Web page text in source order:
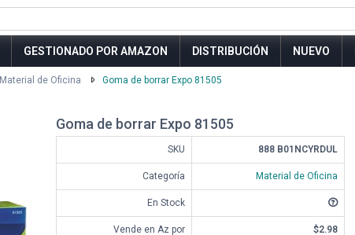
GESTIONADO POR AMAZON DISTRIBUCIÓN NUEVO
Material de Oficina Goma de borrar Expo 81505
Goma de borrar Expo 81505
SKU 888 B01NCYRDUL
Categoría Material de Oficina
En Stock
Vende en Az por $2.98